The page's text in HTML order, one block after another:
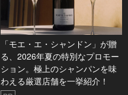
「モエ・エ・シャンドン」が贈
る、2026年夏の特別なプロモー
ション。極上のシャンパンを味
わえる厳選店舗を一挙紹介！